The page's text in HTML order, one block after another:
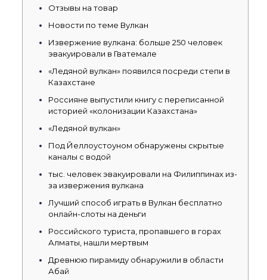
Отзывы на товар
Новости по теме Вулкан
Извержение вулкана: больше 250 человек
эвакуировали в Гватемале
«Ледяной вулкан» появился посреди степи в
Казахстане
Россияне выпустили книгу с переписанной
историей «колонизации Казахстана»
«Ледяной вулкан»
Под Йеллоустоуном обнаружены скрытые
каналы с водой
тыс. человек эвакуировали на Филиппинах из-
за извержения вулкана
Лучший способ играть в Вулкан бесплатно
онлайн-слоты на деньги
Российского туриста, пропавшего в горах
Алматы, нашли мертвым
Древнюю пирамиду обнаружили в области
Абай